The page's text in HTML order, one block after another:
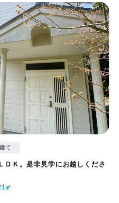
て
ＤＫ。是非見学にお越しくださ
㎡